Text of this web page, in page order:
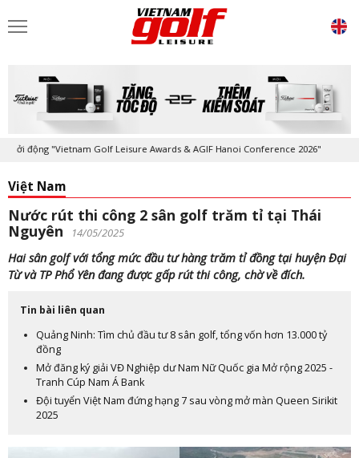
"Vietnam Golf Leisure Awards & AGIF Hanoi Conference 2026"
Việt Nam
Nước rút thi công 2 sân golf trăm tỉ tại Thái
Nguyên
14/05/2025
Hai sân golf với tổng mức đầu tư hàng trăm tỉ đồng tại huyện Đại
Từ và TP Phổ Yên đang được gấp rút thi công, chờ về đích.
Tin bài liên quan
Quảng Ninh: Tìm chủ đầu tư 8 sân golf, tổng vốn hơn 13.000 tỷ
đồng
Mở đăng ký giải VĐ Nghiệp dư Nam Nữ Quốc gia Mở rộng 2025 -
Tranh Cúp Nam Á Bank
Đội tuyển Việt Nam đứng hạng 7 sau vòng mở màn Queen Sirikit
2025